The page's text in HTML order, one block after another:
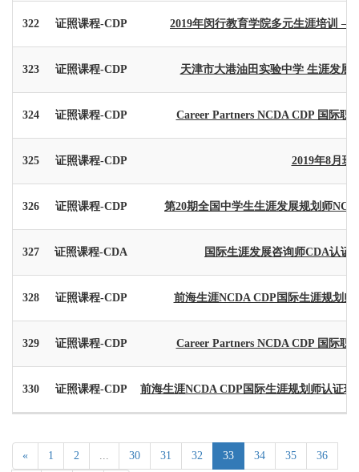
322 证照课程-CDP 2019年闵行教育学院多元生涯培训 –
323 证照课程-CDP 天津市大港油田实验中学 生涯发展
324 证照课程-CDP Career Partners NCDA CDP 国际职
325 证照课程-CDP 2019年8月班
326 证照课程-CDP 第20期全国中学生生涯发展规划师
327 证照课程-CDA 国际生涯发展咨询师CDA认证
328 证照课程-CDP 前海生涯NCDA CDP国际生涯规划
329 证照课程-CDP Career Partners NCDA CDP 国际职
330 证照课程-CDP 前海生涯NCDA CDP国际生涯规划师认证
« 1 2 ... 30 31 32 33 34 35 36